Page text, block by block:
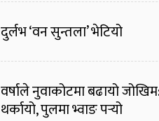
दुर्लभ ‘वन सुन्तला’ भेटियो
वर्षाले नुवाकोटमा बढायो
थर्कायो, पुलमा भ्वाङ पर्‍यो